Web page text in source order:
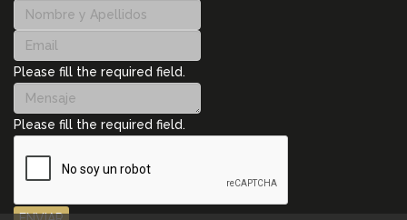
Please fill the required field.
Please fill the required field.